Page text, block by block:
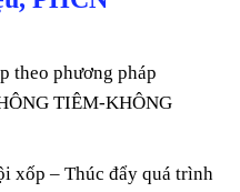
theo phương pháp
TIÊM-KHÔNG
xốp – Thúc đẩy quá trình